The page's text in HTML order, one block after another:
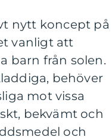
nytt koncept på
vanligt att
barn från solen.
behöver
mot vissa
bekvämt och
och